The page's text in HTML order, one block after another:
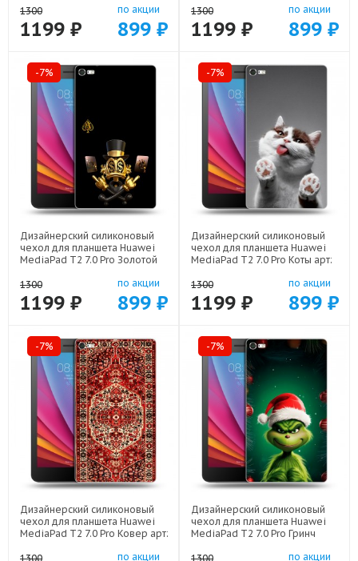
1300
1199 ₽
по акции
899 ₽
1300
1199 ₽
по акции
899 ₽
-7%
Дизайнерский силиконовый
чехол для планшета Huawei
MediaPad T2 7.0 Pro Золотой
21941
1300
1199 ₽
по акции
899 ₽
-7%
Дизайнерский силиконовый
чехол для планшета Huawei
MediaPad T2 7.0 Pro Коты арт:
1300
1199 ₽
по акции
899 ₽
-7%
Дизайнерский силиконовый
чехол для планшета Huawei
MediaPad T2 7.0 Pro Ковер арт:
1300
по акции
-7%
Дизайнерский силиконовый
чехол для планшета Huawei
MediaPad T2 7.0 Pro Гринч
44194-22808
1300 по акции